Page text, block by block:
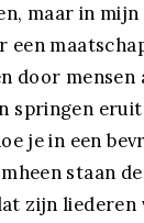
maar in mijn
een
door mensen
springen
je in een
staan
zijn